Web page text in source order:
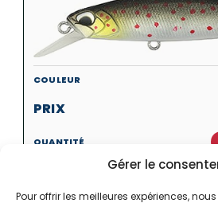
Gérer le
Pour offrir les meilleures expériences,